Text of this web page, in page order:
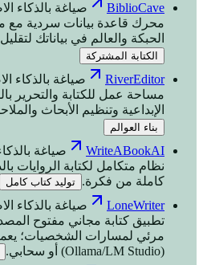
BiblioCave
صياغة بالذكاء
محرك قاعدة بيانات سردية مع
الحبكة والعالم في بياناتك
الكتابة المشتركة
RiverEditor
صياغة بالذكاء
مساحة عمل للكتابة والتحرير
الإبداعية وتنظيم الأبحاث
بناء العوالم
WriteABookAI
صياغة
نظام متكامل لكتابة الروايات
كاملة من فكرة. توليد كتاب كامل
LoneWriter
صياغة بالذكاء
تطبيق كتابة مجاني مفتوح
مرئي لمسارات الشخصيات؛
(Ollama/LM Studio) أو سحابي.